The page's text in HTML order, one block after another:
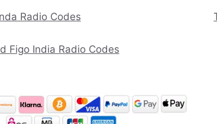
Radio Codes
Figo India Radio Codes